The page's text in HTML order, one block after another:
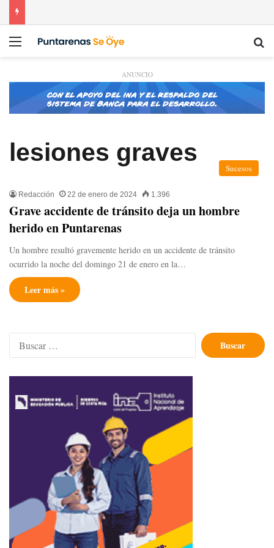
Menú
ANUNCIO
lesiones graves
Sucesos
Redacción 22 de enero de 2024 1.396
Grave accidente de tránsito deja un hombre
herido en Puntarenas
Un hombre resultó gravemente herido en un accidente de tránsito
ocurrido la noche del domingo 21 de enero en la…
Leer más »
Buscar: